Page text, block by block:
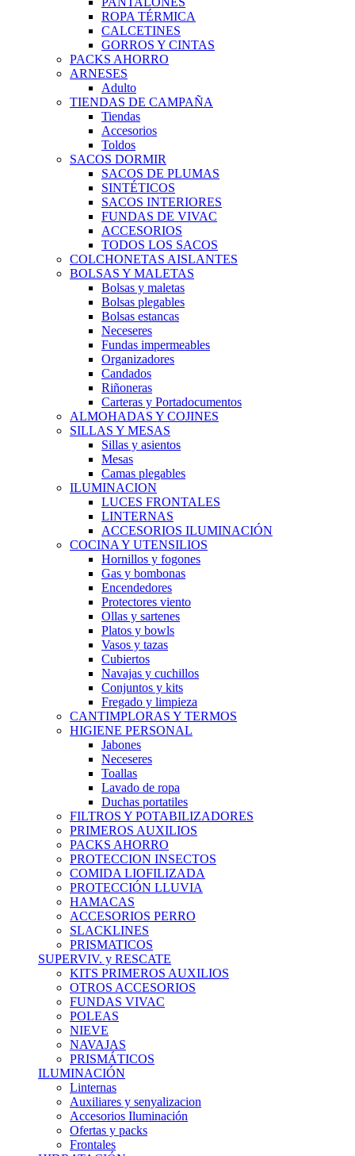
ROPA TÉRMICA
CALCETINES
GORROS Y CINTAS
PACKS AHORRO
ARNESES
Adulto
TIENDAS DE CAMPAÑA
Tiendas
Accesorios
Toldos
SACOS DORMIR
SACOS DE PLUMAS
SINTÉTICOS
SACOS INTERIORES
FUNDAS DE VIVAC
ACCESORIOS
TODOS LOS SACOS
COLCHONETAS AISLANTES
BOLSAS Y MALETAS
Bolsas y maletas
Bolsas plegables
Bolsas estancas
Neceseres
Fundas impermeables
Organizadores
Candados
Riñoneras
Carteras y Portadocumentos
ALMOHADAS Y COJINES
SILLAS Y MESAS
Sillas y asientos
Mesas
Camas plegables
ILUMINACION
LUCES FRONTALES
LINTERNAS
ACCESORIOS ILUMINACIÓN
COCINA Y UTENSILIOS
Hornillos y fogones
Gas y bombonas
Encendedores
Protectores viento
Ollas y sartenes
Platos y bowls
Vasos y tazas
Cubiertos
Navajas y cuchillos
Conjuntos y kits
Fregado y limpieza
CANTIMPLORAS Y TERMOS
HIGIENE PERSONAL
Jabones
Neceseres
Toallas
Lavado de ropa
Duchas portatiles
FILTROS Y POTABILIZADORES
PRIMEROS AUXILIOS
PACKS AHORRO
PROTECCION INSECTOS
COMIDA LIOFILIZADA
PROTECCIÓN LLUVIA
HAMACAS
ACCESORIOS PERRO
SLACKLINES
PRISMATICOS
SUPERVIV. y RESCATE
KITS PRIMEROS AUXILIOS
OTROS ACCESORIOS
FUNDAS VIVAC
POLEAS
NIEVE
NAVAJAS
PRISMÁTICOS
ILUMINACIÓN
Linternas
Auxiliares y senyalizacion
Accesorios Iluminación
Ofertas y packs
Frontales